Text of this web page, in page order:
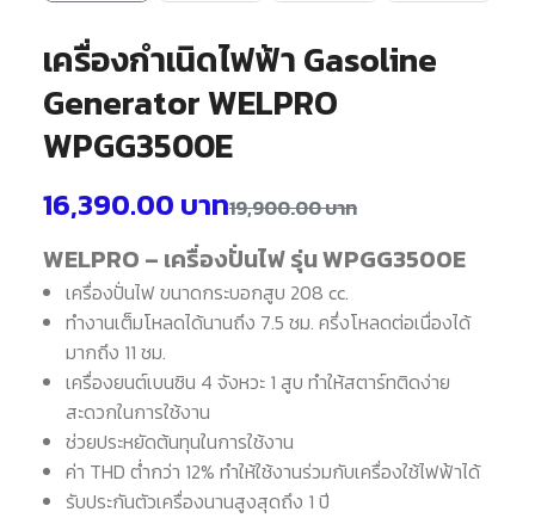
เครื่องกำเนิดไฟฟ้า Gasoline
Generator WELPRO
WPGG3500E
19,900.00บาท
16,390.00 บาท
WELPRO – เครื่องปั่นไฟ รุ่น WPGG3500E
เครื่องปั่นไฟ ขนาดกระบอกสูบ 208 cc.
ทำงานเต็มโหลดได้นานถึง 7.5 ชม. ครึ่งโหลดต่อเนื่องได้
มากถึง 11 ชม.
เครื่องยนต์เบนซิน 4 จังหวะ 1 สูบ ทำให้สตาร์ทติดง่าย
สะดวกในการใช้งาน
ช่วยประหยัดต้นทุนในการใช้งาน
ค่า THD ต่ำกว่า 12% ทำให้ใช้งานร่วมกับเครื่องใช้ไฟฟ้าได้
รับประกันตัวเครื่องนานสูงสุดถึง 1 ปี